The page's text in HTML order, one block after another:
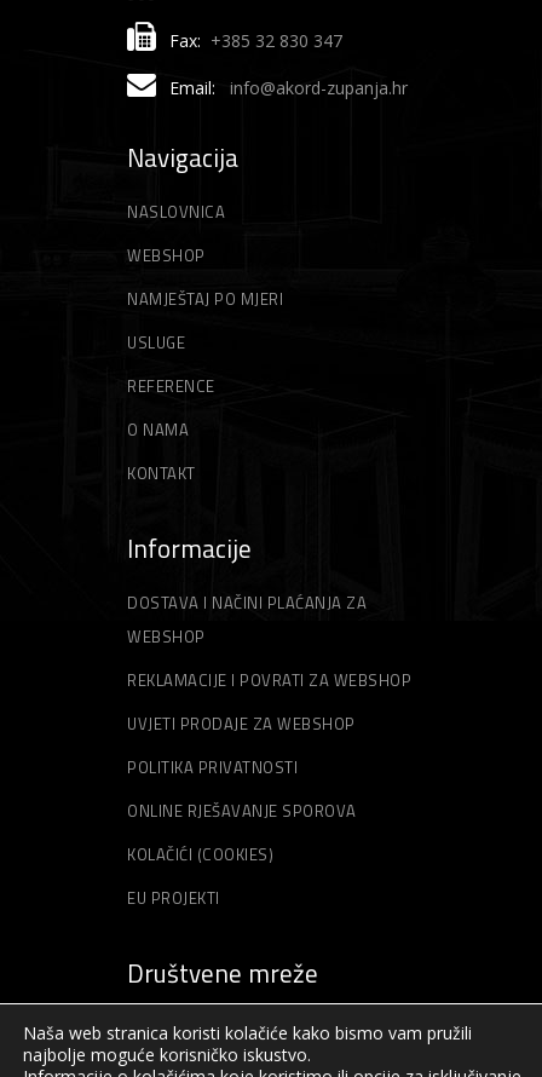
Fax: +385 32 830 347
Email: info@akord-zupanja.hr
Navigacija
NASLOVNICA
WEBSHOP
NAMJEŠTAJ PO MJERI
USLUGE
REFERENCE
O NAMA
KONTAKT
Informacije
DOSTAVA I NAČINI PLAĆANJA ZA
WEBSHOP
REKLAMACIJE I POVRATI ZA WEBSHOP
UVJETI PRODAJE ZA WEBSHOP
POLITIKA PRIVATNOSTI
ONLINE RJEŠAVANJE SPOROVA
KOLAČIĆI (COOKIES)
EU PROJEKTI
Društvene mreže
Naša web stranica koristi kolačiće kako bismo vam pružili
najbolje moguće korisničko iskustvo.